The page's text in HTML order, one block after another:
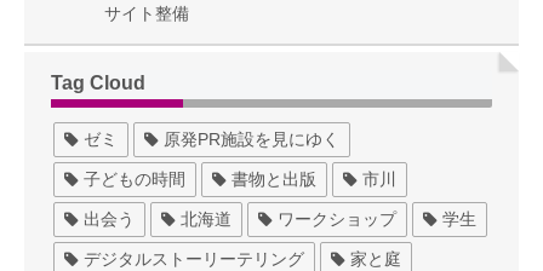
サイト整備
Tag Cloud
ゼミ 原発PR施設を見にゆく
子どもの時間 書物と出版 市川
出会う 北海道 ワークショップ 学生
デジタルストーリーテリング 家と庭